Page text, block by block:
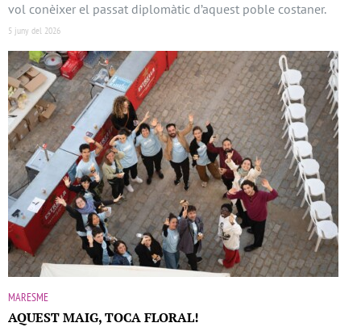
vol conèixer el passat diplomàtic d’aquest poble costaner.
5 juny del 2026
MARESME
AQUEST MAIG, TOCA FLORAL!